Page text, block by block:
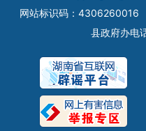
网站标识码：4306260016
县政府办电